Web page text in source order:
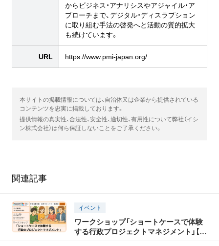
からビジネス・アナリシスやアジャイル・ア
プローチまで、デジタル・ディスラプション
に取り組む手法の啓発へと活動の質的拡大
も続けています。
URL https://www.pmi-japan.org/
本サイトの掲載情報については、自治体又は企業から提供されている
コンテンツを忠実に掲載しております。
提供情報の真実性、合法性、安全性、適切性、有用性について弊社（イシ
ン株式会社）は何ら保証しないことをご了承ください。
関連記事
イベント
ワークショップ「ショートケースで体験
する行政プロジェクトマネジメント」【Ｚ